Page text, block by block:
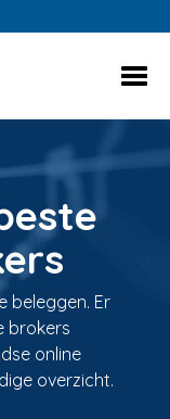
beleggen. Er
brokers
online
overzicht.